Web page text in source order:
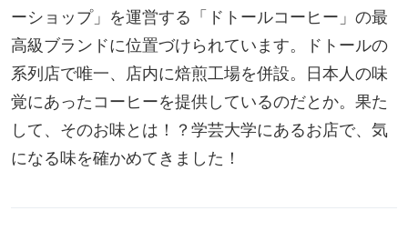
ーショップ」を運営する「ドトールコーヒー」の最
高級ブランドに位置づけられています。ドトールの
系列店で唯一、店内に焙煎工場を併設。日本人の味
覚にあったコーヒーを提供しているのだとか。果た
して、そのお味とは！？学芸大学にあるお店で、気
になる味を確かめてきました！